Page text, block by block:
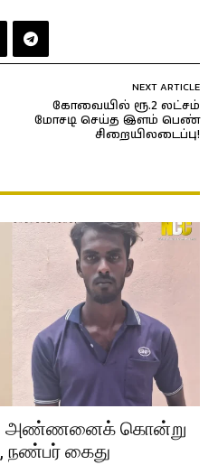
NEXT ARTICLE
கோவையில் ரூ.2 லட்சம்
மோசடி செய்த இளம் பெண்
சிறையிலடைப்பு!
அண்ணனைக் கொன்று
நண்பர் கைது